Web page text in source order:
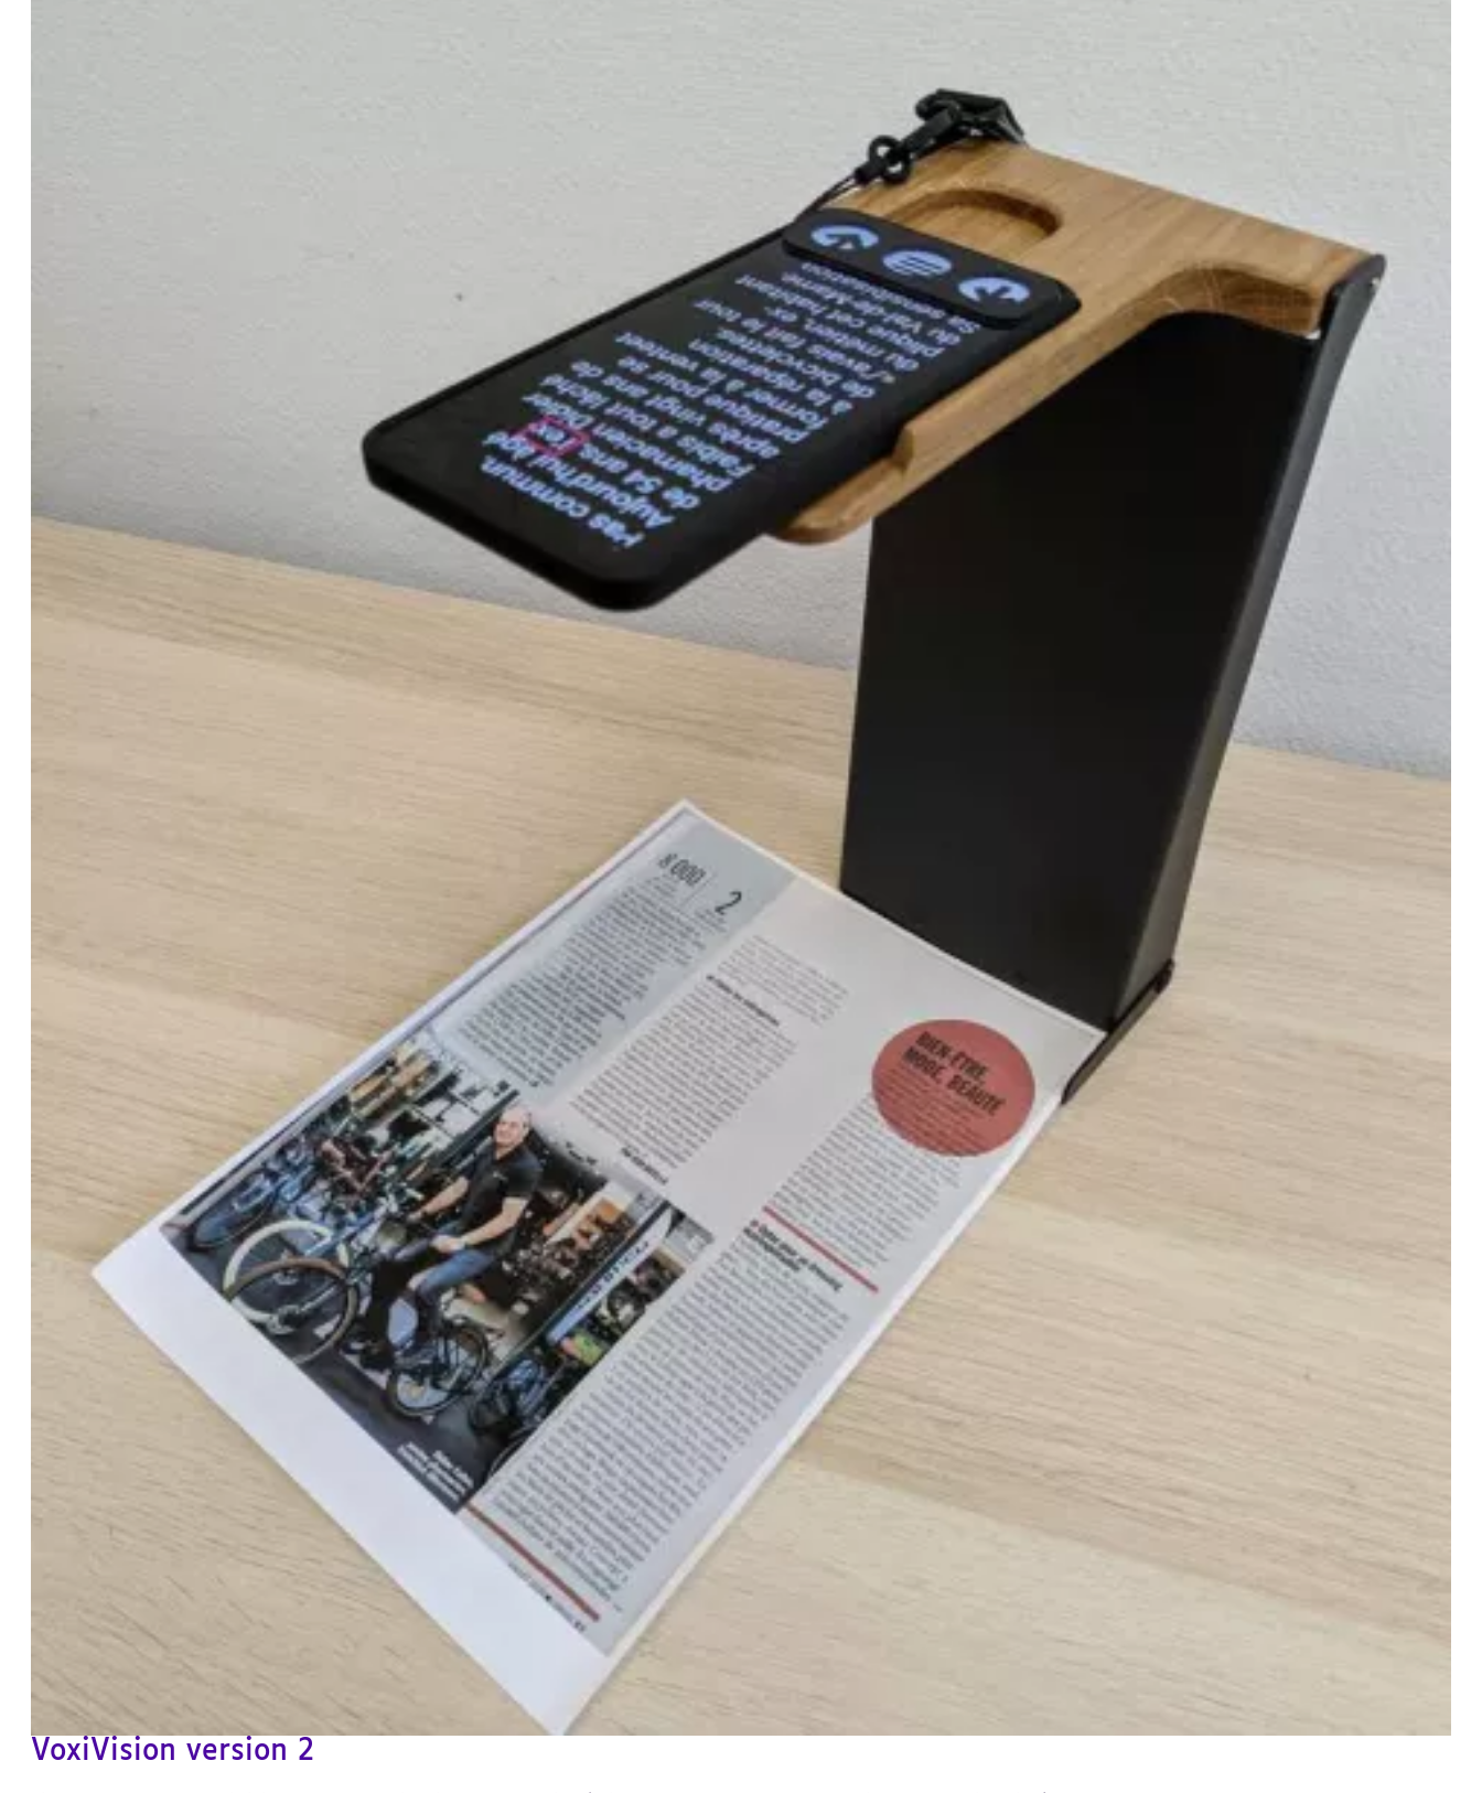
VoxiVision version 2